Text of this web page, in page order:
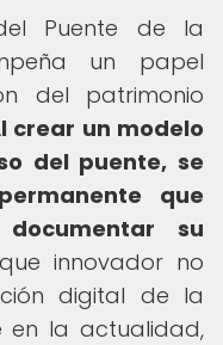
Puente de la
un papel
del patrimonio
crear un modelo
del puente, se
que
su
innovador no
digital de la
en la actualidad,